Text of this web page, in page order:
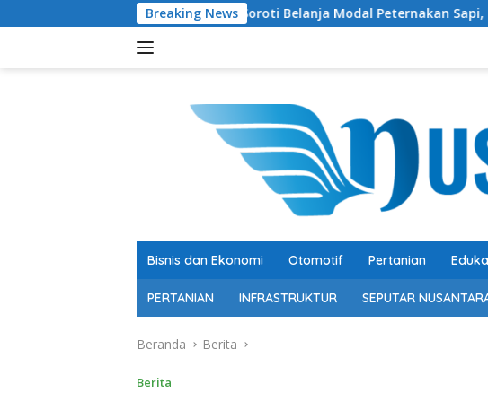
ke
Breaking News
Soroti Belanja Modal Peternakan Sapi, Bachtiar
Bisnis dan Ekonomi Otomotif Pertanian
PERTANIAN INFRASTRUKTUR SEPUTAR
Beranda Berita
Berita